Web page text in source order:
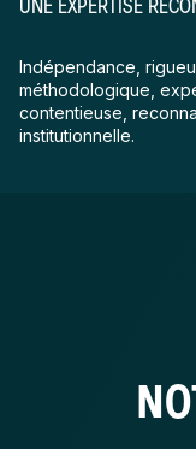
UNE EXPERTISE
Indépendance,
méthodologique,
contentieuse,
institutionnelle.